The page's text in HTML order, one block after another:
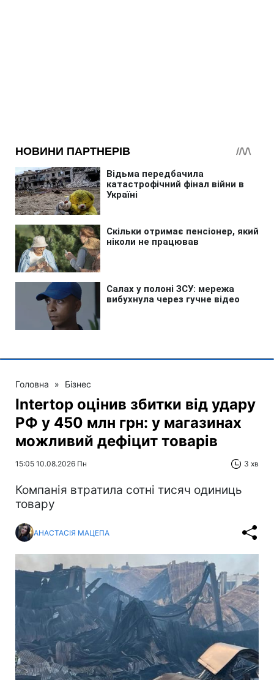
Головна » Бізнес
Intertop оцінив збитки від удару
РФ у 450 млн грн: у магазинах
можливий дефіцит товарів
15:05 10.08.2026 Пн 3 хв
Компанія втратила сотні тисяч одиниць
товару
АНАСТАСІЯ МАЦЕПА